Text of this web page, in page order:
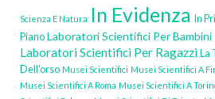
Scienza E Natura In Evidenza In
PianoLaboratori Scientifici Per Bambini
Laboratori Scientifici Per RagazziLa
Dell'orso Musei Scientifici Musei Scientifici A
Musei Scientifici A Roma Musei Scientifici A